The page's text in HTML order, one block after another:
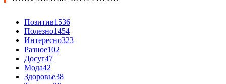
Позитив1536
Полезно1454
Интересно323
Разное102
Досуг47
Мода42
Здоровье38